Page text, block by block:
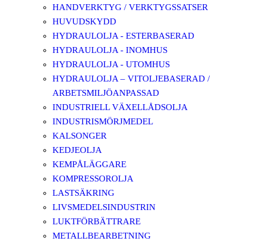
HANDVERKTYG / VERKTYGSSATSER
HUVUDSKYDD
HYDRAULOLJA - ESTERBASERAD
HYDRAULOLJA - INOMHUS
HYDRAULOLJA - UTOMHUS
HYDRAULOLJA – VITOLJEBASERAD /
ARBETSMILJÖANPASSAD
INDUSTRIELL VÄXELLÅDSOLJA
INDUSTRISMÖRJMEDEL
KALSONGER
KEDJEOLJA
KEMPÅLÄGGARE
KOMPRESSOROLJA
LASTSÄKRING
LIVSMEDELSINDUSTRIN
LUKTFÖRBÄTTRARE
METALLBEARBETNING